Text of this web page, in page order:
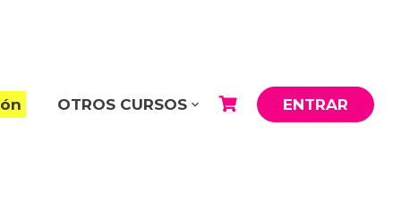
OTROS CURSOS ENTRAR